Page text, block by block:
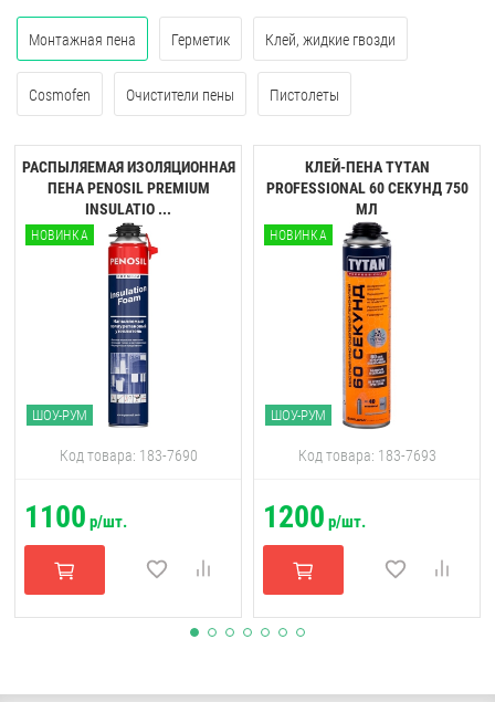
Монтажная пена Герметик Клей, жидкие гвозди
Cosmofen Очистители пены Пистолеты
РАСПЫЛЯЕМАЯ ИЗОЛЯЦИОННАЯ
ПЕНА PENOSIL PREMIUM
INSULATIO ...
НОВИНКА
ШОУ-РУМ
Код товара: 183-7690
1100 р/шт.
КЛЕЙ-ПЕНА TYTAN
PROFESSIONAL 60 CЕКУНД 750
МЛ
НОВИНКА
ШОУ-РУМ
Код товара: 183-7693
1200 р/шт.